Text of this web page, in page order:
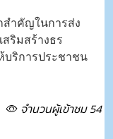
สำคัญในการส่ง
ริมสร้างธร
ริการประชาชน
จำนวนผู้เข้าชม 54